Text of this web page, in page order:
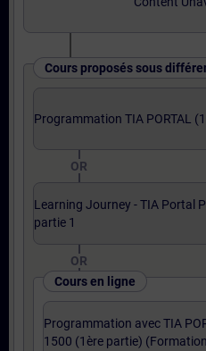
Cours proposés sous
Programmation TIA PORTAL
OR
Learning Journey - TIA Portal
partie 1
OR
Cours en ligne
Programmation avec TIA
1500 (1ère partie)